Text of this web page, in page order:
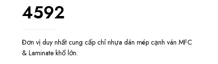
4592
Đơn vị duy nhất cung cấp chỉ nhựa dán mép cạnh ván MFC
& Laminate khổ lớn.